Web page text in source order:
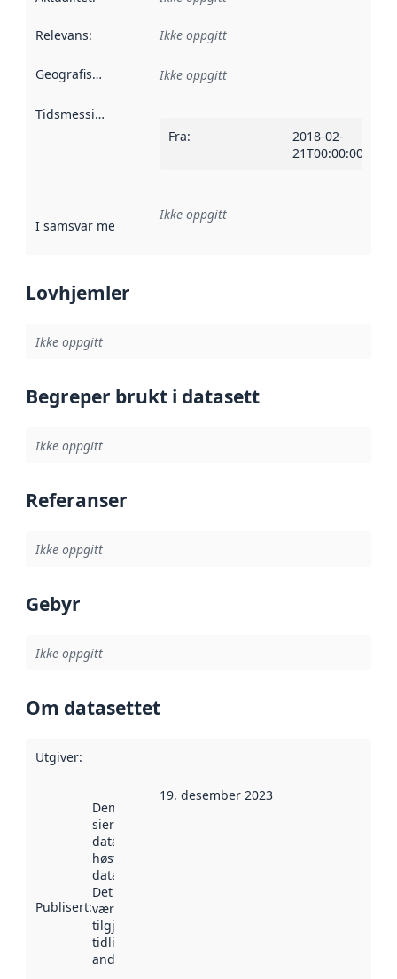
Relevans: Ikke oppgitt
Geografisk avgrensning :
Ikke oppgitt
Tidsmessig avgrensning
Fra:
2018-02-
21T00:00:00Z
I samsvar med Referanse til en implementasjonsregel
Ikke oppgitt
Lovhjemler
Ikke oppgitt
Begreper brukt i datasett
Ikke oppgitt
Referanser
Ikke oppgitt
Gebyr
Ikke oppgitt
Om datasettet
Utgiver:
Publisert:
Denne datoen
sier når
datasettet ble
høstet av
data.norge.no.
Det kan ha
vært
tilgjengelig
tidligere
andre steder.
19. desember 2023